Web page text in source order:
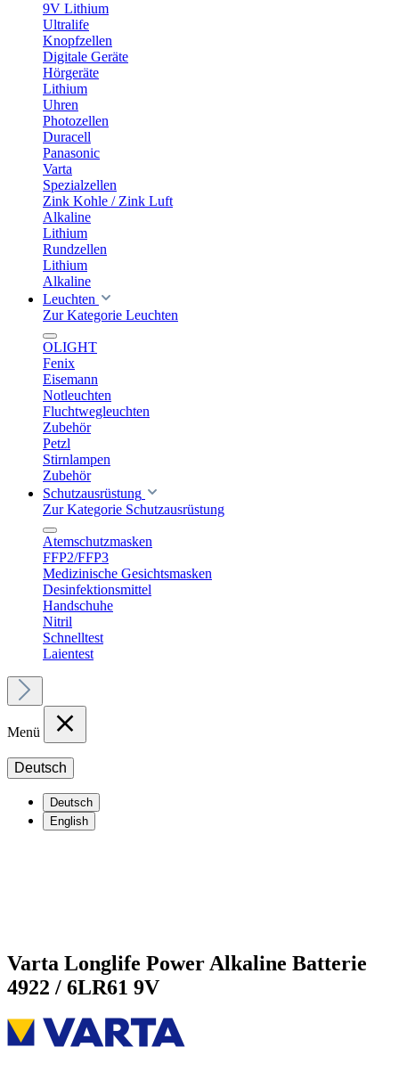
9V Lithium
Ultralife
Knopfzellen
Digitale Geräte
Hörgeräte
Lithium
Uhren
Photozellen
Duracell
Panasonic
Varta
Spezialzellen
Zink Kohle / Zink Luft
Alkaline
Lithium
Rundzellen
Lithium
Alkaline
Leuchten
Zur Kategorie Leuchten
OLIGHT
Fenix
Eisemann
Notleuchten
Fluchtwegleuchten
Zubehör
Petzl
Stirnlampen
Zubehör
Schutzausrüstung
Zur Kategorie Schutzausrüstung
Atemschutzmasken
FFP2/FFP3
Medizinische Gesichtsmasken
Desinfektionsmittel
Handschuhe
Nitril
Schnelltest
Laientest
Menü
Deutsch
Deutsch
English
Varta Longlife Power Alkaline Batterie
4922 / 6LR61 9V